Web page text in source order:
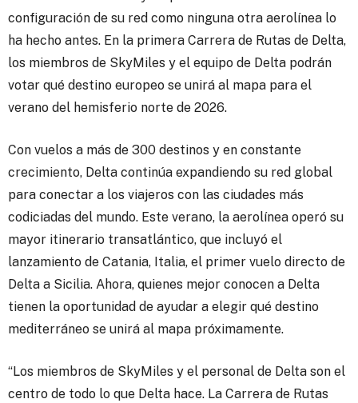
configuración de su red como ninguna otra aerolínea lo
ha hecho antes. En la primera Carrera de Rutas de Delta,
los miembros de SkyMiles y el equipo de Delta podrán
votar qué destino europeo se unirá al mapa para el
verano del hemisferio norte de 2026.
Con vuelos a más de 300 destinos y en constante
crecimiento, Delta continúa expandiendo su red global
para conectar a los viajeros con las ciudades más
codiciadas del mundo. Este verano, la aerolínea operó su
mayor itinerario transatlántico, que incluyó el
lanzamiento de Catania, Italia, el primer vuelo directo de
Delta a Sicilia. Ahora, quienes mejor conocen a Delta
tienen la oportunidad de ayudar a elegir qué destino
mediterráneo se unirá al mapa próximamente.
“Los miembros de SkyMiles y el personal de Delta son el
centro de todo lo que Delta hace. La Carrera de Rutas